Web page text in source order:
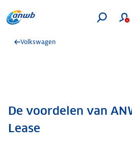
Volkswagen
De voordelen van
Lease